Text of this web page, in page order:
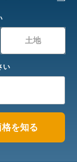
土地
い
を知る